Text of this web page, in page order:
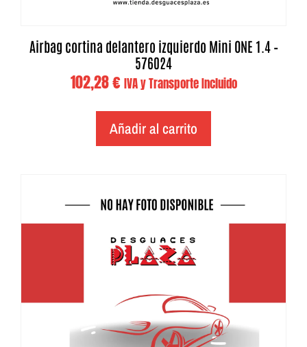
Airbag cortina delantero izquierdo Mini ONE 1.4 –
576024
102,28€ IVA y Transporte Incluido
Añadir al carrito